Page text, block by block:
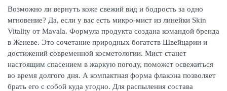
Возможно ли вернуть коже свежий вид и бодрость за одно
мгновение? Да, если у вас есть микро-мист из линейки Skin
Vitality от Mavala. Формула продукта создана командой бренда
в Женеве. Это сочетание природных богатств Швейцарии и
достижений современной косметологии. Мист станет
настоящим спасением в жаркую погоду, поможет освежиться
во время долгого дня. А компактная форма флакона позволяет
брать его с собой куда угодно. Для распыления состава